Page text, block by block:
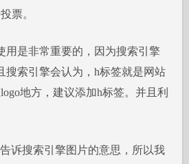
票。
是非常重要的，因为搜索引擎
搜索引擎会认为，h标签就是网站
地方，建议添加h标签。并且利
搜索引擎图片的意思，所以我